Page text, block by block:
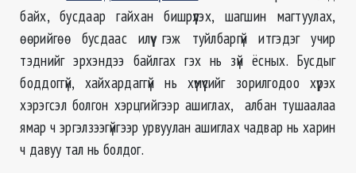
байх, бусдаар гайхан бишрүүлэх, шагшин магтуулах,
өөрийгөө бусдаас илүү гэж туйлбаргүй итгэдэг учир
тэднийг эрхэндээ байлгах гэх нь зүй ёсных. Бусдыг
боддоггүй, хайхардаггүй нь хүмүүсийг зорилгодоо хүрэх
хэрэгсэл болгон хэрцгийгээр ашиглах, албан тушаалаа
ямар ч эргэлзээгүйгээр урвуулан ашиглах чадвар нь харин
ч давуу тал нь болдог.